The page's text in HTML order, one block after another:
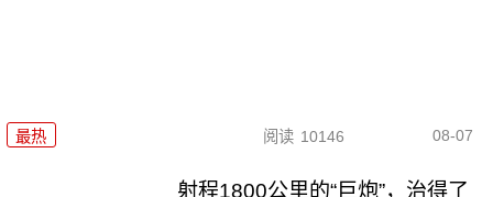
最热 阅读 10146 08-07
射程1800公里的“巨炮”，治得了